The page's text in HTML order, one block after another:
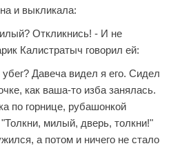
и выкликала:
Откликнись! - И не
Калистратыч говорил ей:
Давеча видел я его. Сидел
как ваша-то изба занялась.
по горнице, рубашонкой
милый, дверь, толкни!"
а потом и ничего не стало